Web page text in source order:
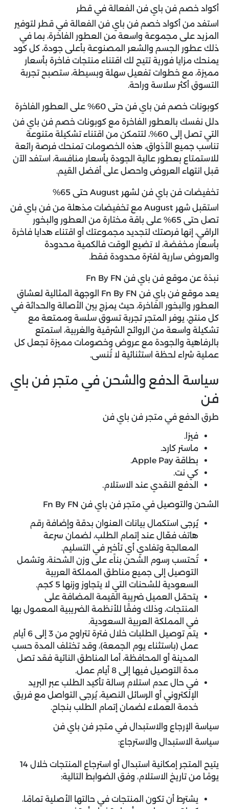
أكواد خصم فن باي فن الفعالة في قطر
استفد من أكواد خصم فن باي فن الفعالة في قطر لتوفير
المزيد على مجموعة واسعة من العطور الفاخرة، بما في
ذلك عطور الجسم والشعر المصنوعة بأعلى جودة، كل كود
يمنحك مزايا فورية تتيح لك اقتناء منتجات فاخرة بأسعار
مميزة، مع خطوات تفعيل سهلة وبسيطة، ستصبح تجربة
التسوق أكثر سلاسة وراحة.
كوبونات خصم فن باي فن حتى 60% على العطور الفاخرة
دلل نفسك بالعطور الفاخرة مع كوبونات خصم فن باي فن
التي تصل إلى 60%، لتتمكن من اقتناء تشكيلة متنوعة
تناسب جميع الأذواق، هذه الخصومات تمنحك فرصة رائعة
للاستمتاع بعطور عالية الجودة بأسعار منافسة، استفد الآن
قبل انتهاء العروض واحصل على أفضل القيم.
تخفيضات فن باي فن لشهر August حتى 65%
استقبل شهر August مع تخفيضات مذهلة من فن باي فن
تصل حتى 65% على باقة مختارة من العطور والبخور
الراقي، إنها فرصتك لتجديد مجموعتك أو اقتناء هدايا فاخرة
بأسعار مخفضة، لا تضيع الوقت فالكمية محدودة
والعروض سارية لفترة محدودة فقط.
نبذة عن موقع فن باي فن Fn By FN
يعد موقع فن باي فن Fn By FN الوجهة المثالية لعشاق
العطور والبخور الفاخرة، حيث يمزج بين الأصالة والحداثة في
كل منتج، يوفر المتجر تجربة تسوق سلسة وممتعة مع
تشكيلة واسعة من الروائح الشرقية والغربية، استمتع
بالرفاهية والجودة مع عروض وخصومات مميزة تجعل كل
عملية شراء لحظة استثنائية لا تُنسى.
سياسة الدفع والشحن في متجر فن باي
فن
طرق الدفع في متجر فن باي فن
فيزا.
ماستر كارد.
بطاقة Apple Pay.
كي نت.
الدفع النقدي عند الاستلام.
الشحن والتوصيل في متجر فن باي فن Fn By FN
يُرجى استكمال بيانات العنوان بدقة وإضافة رقم
هاتف فعّال عند إتمام الطلب، لضمان سرعة
المعالجة وتفادي أي تأخير في التسليم.
تُحتسب رسوم الشحن بناًء على وزن الشحنة، وتشمل
التوصيل إلى جميع مناطق المملكة العربية
السعودية للشحنات التي لا يتجاوز وزنها 5 كجم.
يتحمّل العميل ضريبة القيمة المضافة على
المنتجات، وذلك وفقًا للأنظمة الضريبية المعمول بها
في المملكة العربية السعودية.
يتم توصيل الطلبات خلال فترة تتراوح من 3 إلى 6 أيام
عمل (باستثناء يوم الجمعة)، وقد تختلف المدة حسب
المدينة أو المحافظة، أما المناطق النائية فقد تصل
مدة التوصيل فيها إلى 8 أيام عمل.
في حال عدم استلام رسالة تأكيد الطلب عبر البريد
الإلكتروني أو الرسائل النصية، يُرجى التواصل مع فريق
خدمة العملاء لضمان إتمام الطلب بنجاح.
سياسة الإرجاع والاستبدال في متجر فن باي فن
سياسة الاستبدال والاسترجاع:
يتيح المتجر إمكانية استبدال أو استرجاع المنتجات خلال 14
يومًا من تاريخ الاستلام، وفق الضوابط التالية:
يشترط أن تكون المنتجات في حالتها الأصلية تمامًا،